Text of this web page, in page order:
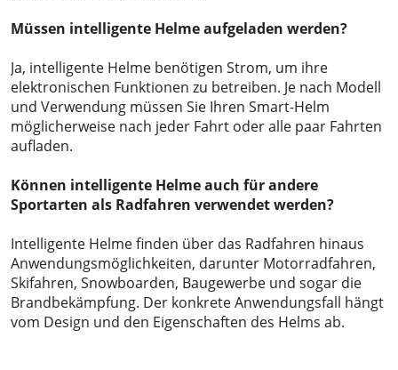
Müssen intelligente Helme aufgeladen werden?
Ja, intelligente Helme benötigen Strom, um ihre
elektronischen Funktionen zu betreiben. Je nach Modell
und Verwendung müssen Sie Ihren Smart-Helm
möglicherweise nach jeder Fahrt oder alle paar Fahrten
aufladen.
Können intelligente Helme auch für andere
Sportarten als Radfahren verwendet werden?
Intelligente Helme finden über das Radfahren hinaus
Anwendungsmöglichkeiten, darunter Motorradfahren,
Skifahren, Snowboarden, Baugewerbe und sogar die
Brandbekämpfung. Der konkrete Anwendungsfall hängt
vom Design und den Eigenschaften des Helms ab.